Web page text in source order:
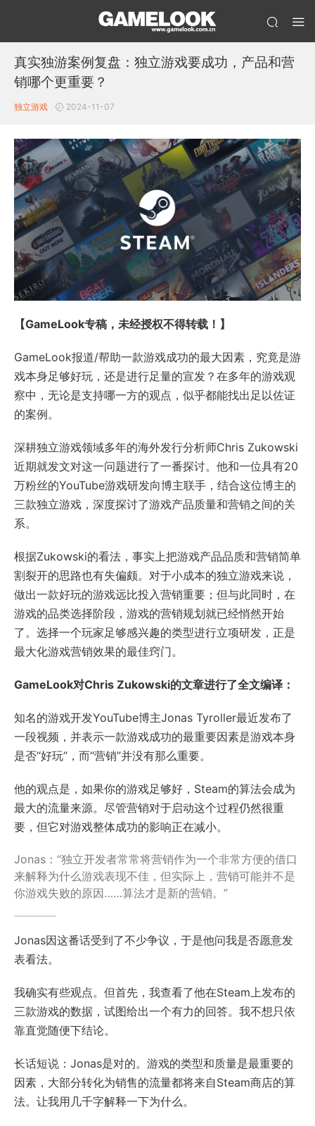
真实独游案例复盘：独立游戏要成功，产品和营
销哪个更重要？
独立游戏 2024-11-07
【GameLook专稿，未经授权不得转载！】
GameLook报道/帮助一款游戏成功的最大因素，究竟是游
戏本身足够好玩，还是进行足量的宣发？在多年的游戏观
察中，无论是支持哪一方的观点，似乎都能找出足以佐证
的案例。
深耕独立游戏领域多年的海外发行分析师Chris Zukowski
近期就发文对这一问题进行了一番探讨。他和一位具有20
万粉丝的YouTube游戏研发向博主联手，结合这位博主的
三款独立游戏，深度探讨了游戏产品质量和营销之间的关
系。
根据Zukowski的看法，事实上把游戏产品品质和营销简单
割裂开的思路也有失偏颇。对于小成本的独立游戏来说，
做出一款好玩的游戏远比投入营销重要；但与此同时，在
游戏的品类选择阶段，游戏的营销规划就已经悄然开始
了。选择一个玩家足够感兴趣的类型进行立项研发，正是
最大化游戏营销效果的最佳窍门。
GameLook对Chris Zukowski的文章进行了全文编译：
知名的游戏开发YouTube博主Jonas Tyroller最近发布了
一段视频，并表示一款游戏成功的最重要因素是游戏本身
是否“好玩”，而“营销”并没有那么重要。
他的观点是，如果你的游戏足够好，Steam的算法会成为
最大的流量来源。尽管营销对于启动这个过程仍然很重
要，但它对游戏整体成功的影响正在减小。
Jonas：“独立开发者常常将营销作为一个非常方便的借口
来解释为什么游戏表现不佳，但实际上，营销可能并不是
你游戏失败的原因……算法才是新的营销。”
Jonas因这番话受到了不少争议，于是他问我是否愿意发
表看法。
我确实有些观点。但首先，我查看了他在Steam上发布的
三款游戏的数据，试图给出一个有力的回答。我不想只依
靠直觉随便下结论。
长话短说：Jonas是对的。游戏的类型和质量是最重要的
因素，大部分转化为销售的流量都将来自Steam商店的算
法。让我用几千字解释一下为什么。